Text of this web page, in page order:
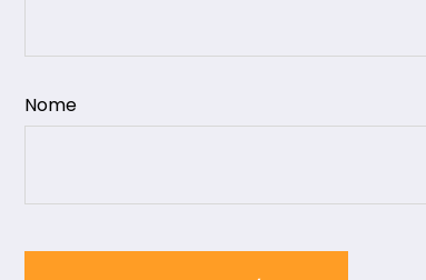
Nome